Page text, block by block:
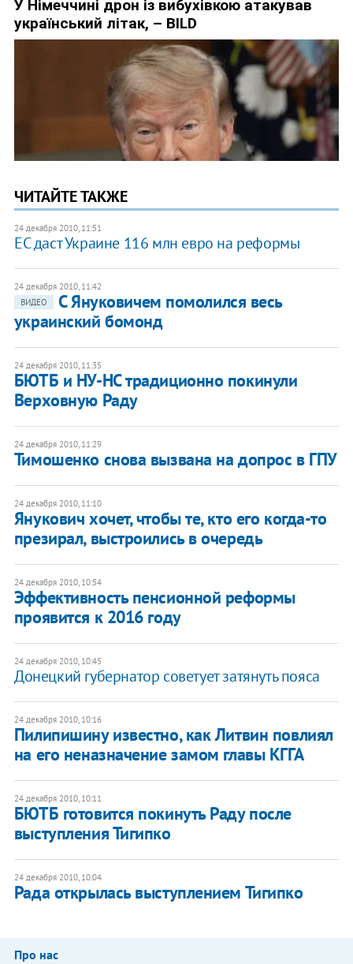
ЧИТАЙТЕ ТАКЖЕ
24 декабря 2010, 11:51
ЕС даст Украине 116 млн евро на реформы
24 декабря 2010, 11:42
ВИДЕО
С Януковичем помолился весь
украинский бомонд
24 декабря 2010, 11:35
БЮТБ и НУ-НС традиционно покинули
Верховную Раду
24 декабря 2010, 11:29
Тимошенко снова вызвана на допрос в ГПУ
24 декабря 2010, 11:10
Янукович хочет, чтобы те, кто его когда-то
презирал, выстроились в очередь
24 декабря 2010, 10:54
Эффективность пенсионной реформы
проявится к 2016 году
24 декабря 2010, 10:45
Донецкий губернатор советует затянуть пояса
24 декабря 2010, 10:16
Пилипишину известно, как Литвин повлиял
на его неназначение замом главы КГГА
24 декабря 2010, 10:11
БЮТБ готовится покинуть Раду после
выступления Тигипко
24 декабря 2010, 10:04
Рада открылась выступлением Тигипко
Про нас